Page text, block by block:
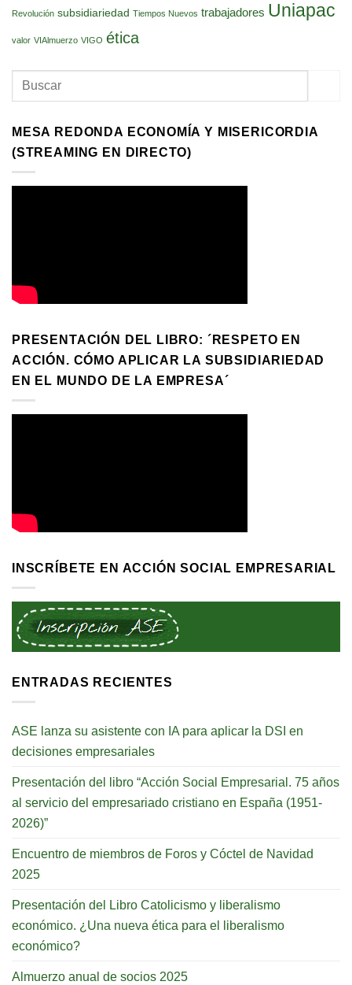
Revolución subsidiariedad Tiempos Nuevos trabajadores Uniapac
valor VIAlmuerzo VIGO ética
MESA REDONDA ECONOMÍA Y MISERICORDIA
(STREAMING EN DIRECTO)
PRESENTACIÓN DEL LIBRO: ´RESPETO EN
ACCIÓN. CÓMO APLICAR LA SUBSIDIARIEDAD
EN EL MUNDO DE LA EMPRESA´
INSCRÍBETE EN ACCIÓN SOCIAL EMPRESARIAL
ENTRADAS RECIENTES
ASE lanza su asistente con IA para aplicar la DSI en
decisiones empresariales
Presentación del libro “Acción Social Empresarial. 75 años
al servicio del empresariado cristiano en España (1951-
2026)”
Encuentro de miembros de Foros y Cóctel de Navidad
2025
Presentación del Libro Catolicismo y liberalismo
económico. ¿Una nueva ética para el liberalismo
económico?
Almuerzo anual de socios 2025